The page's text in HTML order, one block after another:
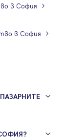
в София
в София